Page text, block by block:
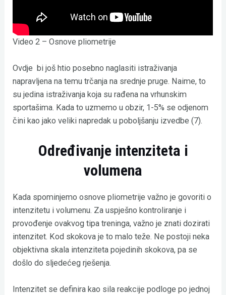
Video 2 – Osnove pliometrije
Ovdje bi još htio posebno naglasiti istraživanja
napravljena na temu trčanja na srednje pruge. Naime, to
su jedina istraživanja koja su rađena na vrhunskim
sportašima. Kada to uzmemo u obzir, 1-5% se odjenom
čini kao jako veliki napredak u poboljšanju izvedbe (7).
Određivanje intenziteta i
volumena
Kada spominjemo osnove pliometrije važno je govoriti o
intenzitetu i volumenu. Za uspješno kontroliranje i
provođenje ovakvog tipa treninga, važno je znati dozirati
intenzitet. Kod skokova je to malo teže. Ne postoji neka
objektivna skala intenziteta pojedinih skokova, pa se
došlo do sljedećeg rješenja.
Intenzitet se definira kao sila reakcije podloge po jednoj